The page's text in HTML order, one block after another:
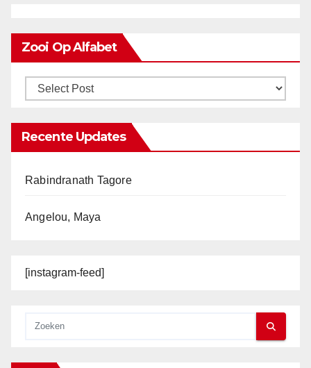
Zooi Op Alfabet
Recente Updates
Rabindranath Tagore
Angelou, Maya
[instagram-feed]